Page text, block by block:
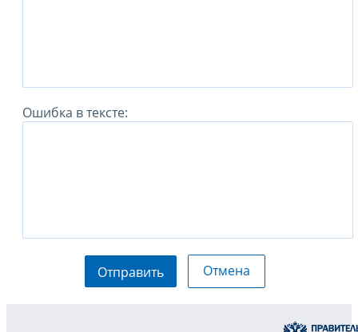
Ошибка в тексте:
Отправить Отмена